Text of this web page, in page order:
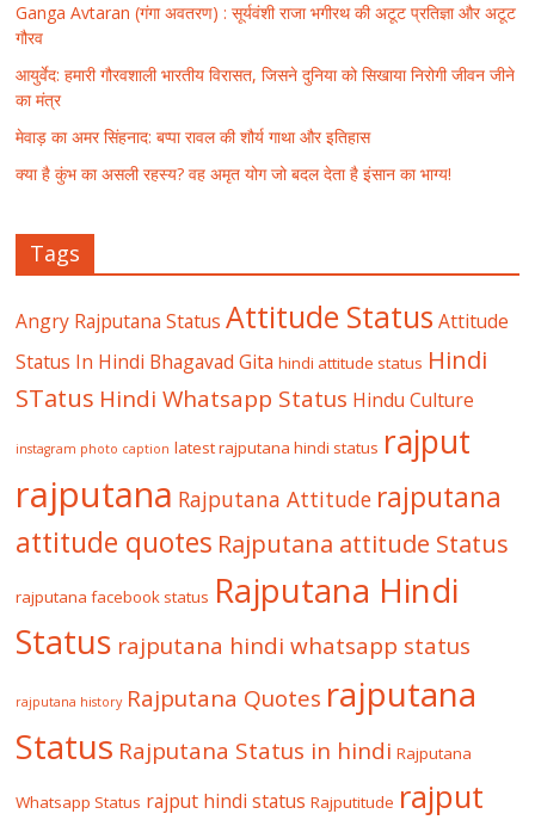
Ganga Avtaran (गंगा अवतरण) : सूर्यवंशी राजा भगीरथ की अटूट प्रतिज्ञा और अटूट
गौरव
आयुर्वेद: हमारी गौरवशाली भारतीय विरासत, जिसने दुनिया को सिखाया निरोगी जीवन जीने
का मंत्र
मेवाड़ का अमर सिंहनाद: बप्पा रावल की शौर्य गाथा और इतिहास
क्या है कुंभ का असली रहस्य? वह अमृत योग जो बदल देता है इंसान का भाग्य!
Tags
Angry Rajputana Status Attitude Status Attitude
Status In Hindi Bhagavad Gita hindi attitude status Hindi
STatus Hindi Whatsapp Status Hindu Culture
instagram photo caption latest rajputana hindi status rajput
rajputana Rajputana Attitude rajputana
attitude quotes Rajputana attitude Status
rajputana facebook status Rajputana Hindi
Status rajputana hindi whatsapp status
rajputana history Rajputana Quotes rajputana
Status Rajputana Status in hindi Rajputana
Whatsapp Status rajput hindi status Rajputitude rajput